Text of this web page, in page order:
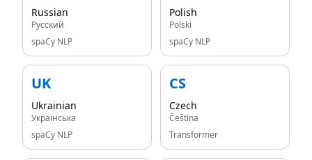
Russian
Русский
spaCy NLP
Polish
Polski
spaCy NLP
UK
Ukrainian
Українська
spaCy NLP
CS
Czech
Čeština
Transformer